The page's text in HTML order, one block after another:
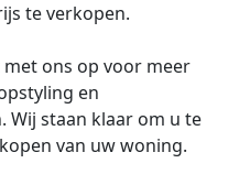
te verkopen.
ons op voor meer
en
Wij staan klaar om u te
van uw woning.